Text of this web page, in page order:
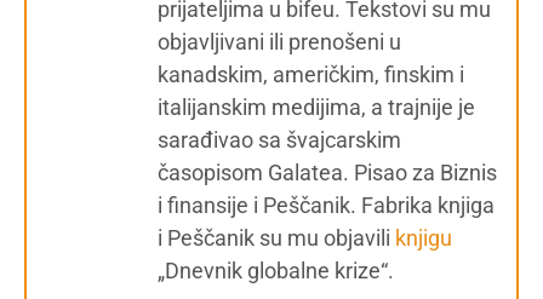
prijateljima u bifeu. Tekstovi su mu
objavljivani ili prenošeni u
kanadskim, američkim, finskim i
italijanskim medijima, a trajnije je
sarađivao sa švajcarskim
časopisom Galatea. Pisao za Biznis
i finansije i Peščanik. Fabrika knjiga
i Peščanik su mu objavili knjigu
„Dnevnik globalne krize“.